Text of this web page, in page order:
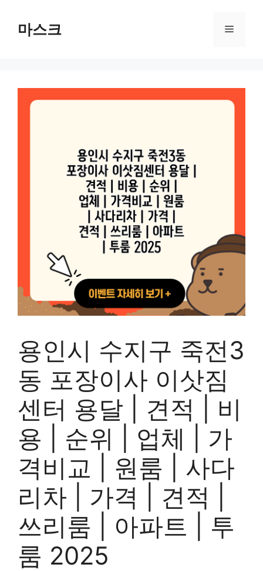
마스크 메
용인시 수지구 죽전3
동 포장이사 이삿짐
센터 용달 | 견적 | 비
용 | 순위 | 업체 | 가
격비교 | 원룸 | 사다
리차 | 가격 | 견적 |
쓰리룸 | 아파트 | 투
룸 2025